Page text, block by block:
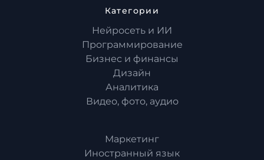
Категории
Нейросеть и ИИ
Программирование
Бизнес и финансы
Дизайн
Аналитика
Видео, фото, аудио
Маркетинг
Иностранный язык